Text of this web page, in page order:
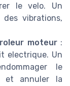
le velo. Un
vibrations,
moteur:
electrique. Un
le
et annuler la